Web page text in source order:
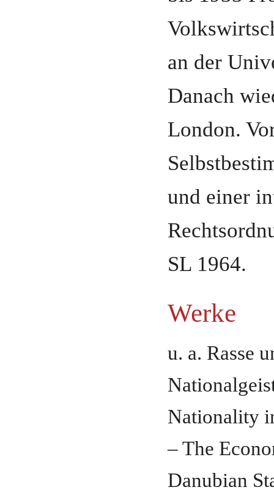
an der
Danach
London.
und einer
SL 1964.
Werke
u. a. Rasse
Nationality
– The
Danubian